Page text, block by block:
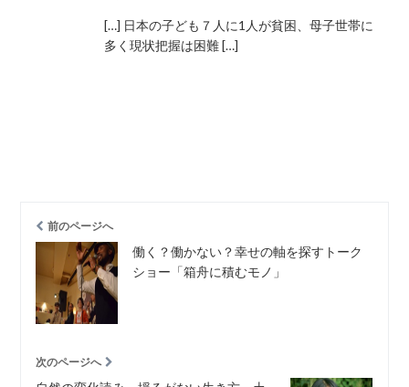
[…] 日本の子ども７人に1人が貧困、母子世帯に
多く現状把握は困難 […]
前のページへ
働く？働かない？幸せの軸を探すトーク
ショー「箱舟に積むモノ」
次のページへ